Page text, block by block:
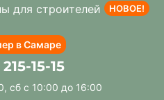
для строителей
НОВОЕ!
в Самаре
15-15
сб с 10:00 до 16:00